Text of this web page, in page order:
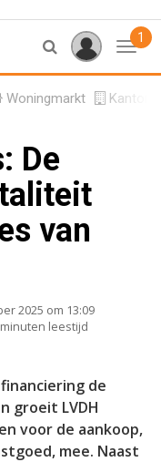
1
Woningmarkt
De
van
2025 om 13:09
leestijd
de
groeit LVDH
voor de aankoop,
mee. Naast